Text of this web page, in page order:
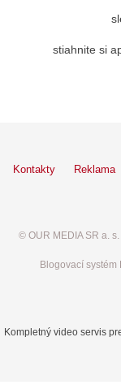
stiahnite si
Kontakty Reklama
© OUR MEDIA SR a.
Blogovací systém
Kompletný video servis